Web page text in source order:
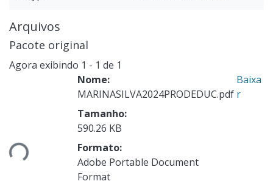
Arquivos
Pacote original
Agora exibindo 1 - 1 de 1
Nome:
MARINASILVA2024PRODEDUC.pdf
Tamanho:
590.26 KB
Formato:
Adobe Portable Document
Format
Baixa
r